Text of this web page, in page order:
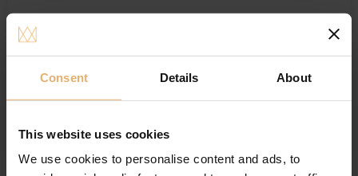
Consent Details About
This website uses cookies
We use cookies to personalise content and ads, to
Georg Jensen Hjerte Bonbonniere Stor
Gratis gravering
499.00DKK Køb nu
Tilføj til ønskeliste